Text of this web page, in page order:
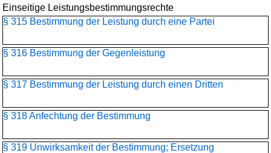
Einseitige Leistungsbestimmungsrechte
§ 315 Bestimmung der Leistung durch eine Partei
§ 316 Bestimmung der Gegenleistung
§ 317 Bestimmung der Leistung durch einen Dritten
§ 318 Anfechtung der Bestimmung
§ 319 Unwirksamkeit der Bestimmung; Ersetzung